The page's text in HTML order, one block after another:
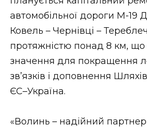
автомобільної дороги М-19
Ковель – Чернівці –
протяжністю понад 8 км,
значення для покращення
зв’язків і доповнення
ЄС–Україна.
«Волинь – надійний